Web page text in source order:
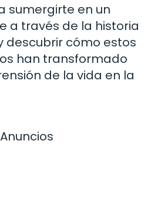
sumergirte en un
a través de la historia
descubrir cómo estos
han transformado
de la vida en la
Anuncios